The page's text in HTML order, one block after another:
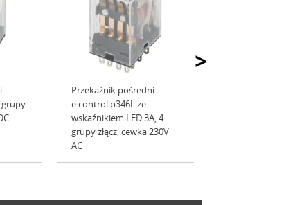
>
grupy
Przekaźnik pośredni
e.control.p346L ze
wskaźnikiem LED 3А, 4
grupy złącz, cewka 230V
AC